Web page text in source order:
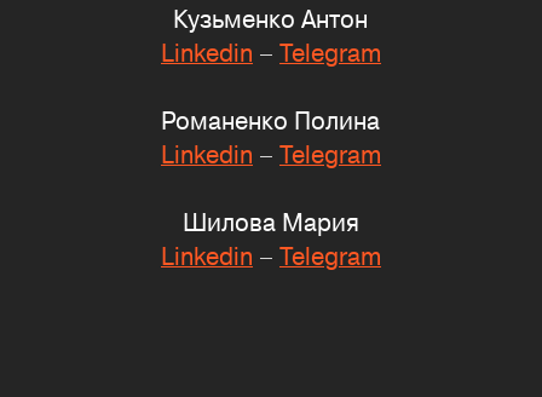
Кузьменко Антон
Linkedin – Telegram
Романенко Полина
Linkedin – Telegram
Шилова Мария
Linkedin – Telegram